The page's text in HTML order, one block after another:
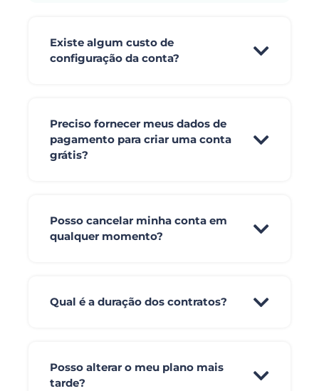
Existe algum custo de
configuração da conta?
Preciso fornecer meus dados de
pagamento para criar uma conta
grátis?
Posso cancelar minha conta em
qualquer momento?
Qual é a duração dos contratos?
Posso alterar o meu plano mais
tarde?